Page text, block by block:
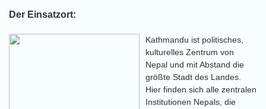
Der Einsatzort:
Kathmandu ist politisches,
kulturelles Zentrum von
Nepal und mit Abstand die
größte Stadt des Landes.
Hier finden sich alle zentralen
Institutionen Nepals, die